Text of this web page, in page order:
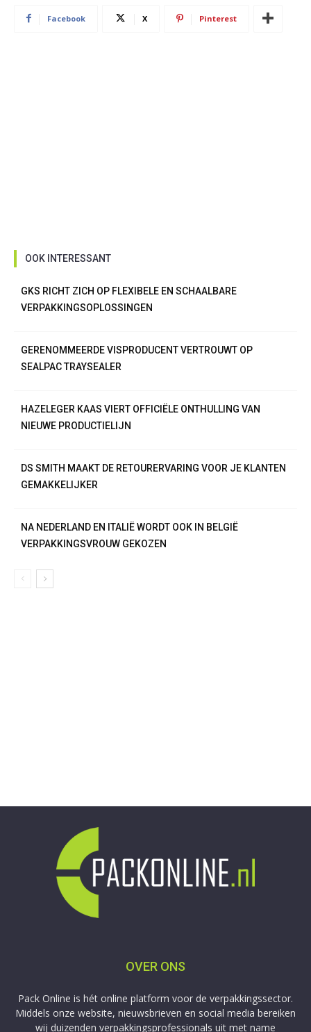
Facebook X Pinterest
OOK INTERESSANT
GKS RICHT ZICH OP FLEXIBELE EN SCHAALBARE
VERPAKKINGSOPLOSSINGEN
GERENOMMEERDE VISPRODUCENT VERTROUWT OP
SEALPAC TRAYSEALER
HAZELEGER KAAS VIERT OFFICIËLE ONTHULLING VAN
NIEUWE PRODUCTIELIJN
DS SMITH MAAKT DE RETOURERVARING VOOR JE KLANTEN
GEMAKKELIJKER
NA NEDERLAND EN ITALIË WORDT OOK IN BELGIË
VERPAKKINGSVROUW GEKOZEN
OVER ONS
Pack Online is hét online platform voor de verpakkingssector.
Middels onze website, nieuwsbrieven en social media bereiken
wij duizenden verpakkingsprofessionals uit met name